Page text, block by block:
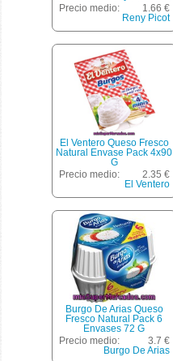
Gramos
Precio medio:
1.66 €
Reny Picot
El Ventero Queso Fresco
Natural Envase Pack 4x90
G
Precio medio:
2.35 €
El Ventero
Burgo De Arias Queso
Fresco Natural Pack 6
Envases 72 G
Precio medio:
3.7 €
Burgo De Arias